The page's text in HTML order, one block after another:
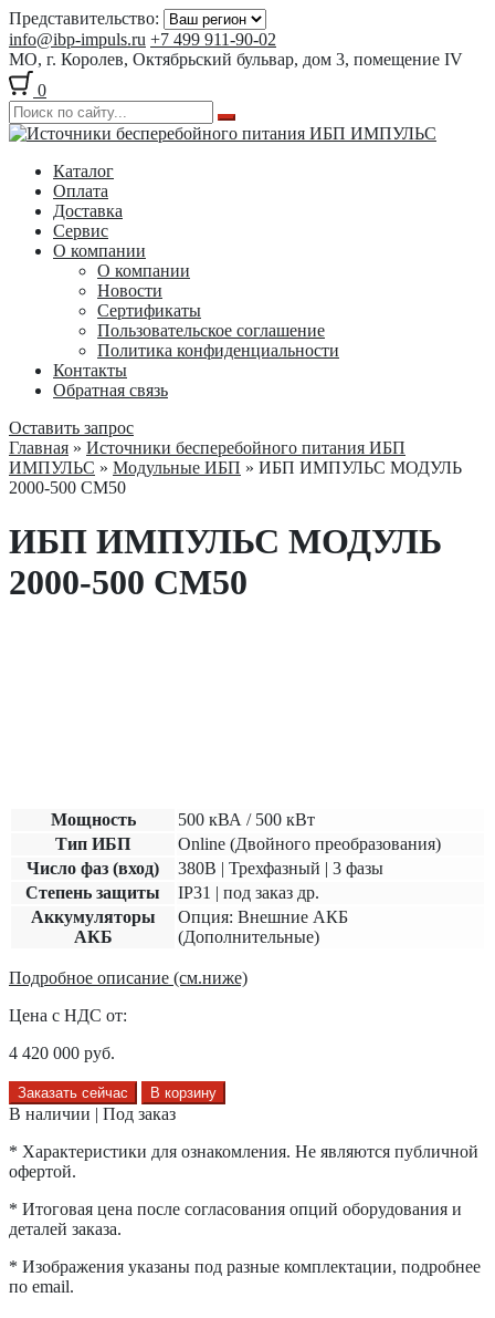
Представительство:
info@ibp-impuls.ru +7 499 911-90-02
МО, г. Королев, Октябрьский бульвар, дом 3, помещение IV
0
Перейти
навигации
Перейти
содержимому
Каталог
Оплата
Доставка
Сервис
О компании
О компании
Новости
Сертификаты
Пользовательское соглашение
Политика конфиденциальности
Контакты
Обратная связь
Оставить запрос
Главная » Источники бесперебойного питания ИБП
ИМПУЛЬС » Модульные ИБП » ИБП ИМПУЛЬС МОДУЛЬ
2000-500 СМ50
ИБП ИМПУЛЬС МОДУЛЬ
2000-500 СМ50
Мощность 500 кВА / 500 кВт
Тип ИБП
Online (Двойного преобразования)
Число фаз (вход)
380В | Трехфазный | 3 фазы
Степень защиты
IP31 | под заказ др.
Аккумуляторы
АКБ
Опция: Внешние АКБ
(Дополнительные)
Подробное описание (см.ниже)
Цена с НДС от:
4 420 000 руб.
Заказать сейчас В корзину
В наличии | Под заказ
* Характеристики для ознакомления. Не являются публичной
офертой.
* Итоговая цена после согласования опций оборудования и
деталей заказа.
* Изображения указаны под разные комплектации, подробнее
по email.